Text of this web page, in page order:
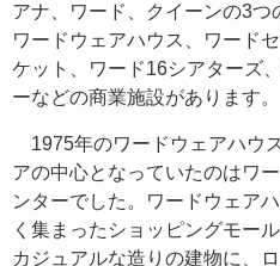
アナ、ワード、クイーンの3つ
ワードウェアハウス、ワード
ケット、ワード16シアターズ
ーなどの商業施設があります。
1975年のワードウェアハウ
アの中心となっていたのはワ
ンターでした。ワードウェア
く集まったショッピングモー
カジュアルな造りの建物に、